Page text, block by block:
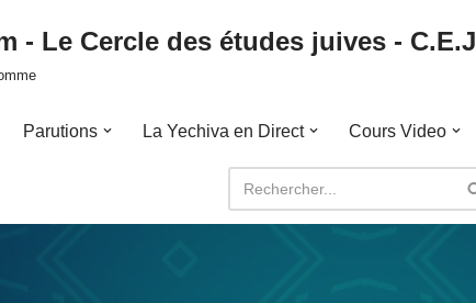
- Le Cercle des études juives - C.E.J
Parutions La Yechiva en Direct Cours Video